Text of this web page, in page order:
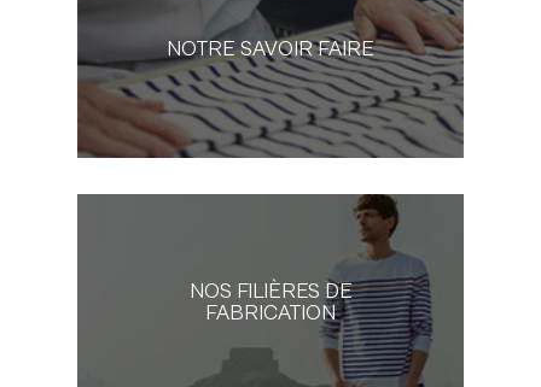
NOTRE SAVOIR FAIRE
NOS FILIÈRES DE
FABRICATION